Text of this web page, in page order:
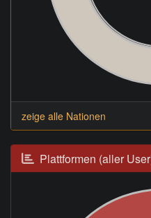
zeige alle Nationen
Plattformen (aller